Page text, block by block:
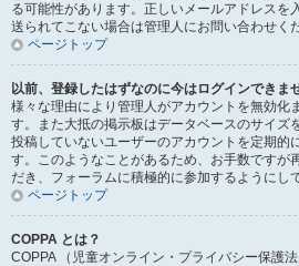
る可能性があります。正しいメールアドレスを
送られてこない場合は管理人にお問い合わせく
ページトップ
以前、登録したはずなのに今はログインできま
様々な理由により管理人がアカウントを無効化
す。また大抵の掲示板はデータベースのサイズ
投稿していないユーザーのアカウントを定期的
す。このようなことがあるため、お手数ですが
だき、フォーラムに積極的に参加するようにし
ページトップ
COPPA とは？
COPPA （児童オンライン・プライバシー保護